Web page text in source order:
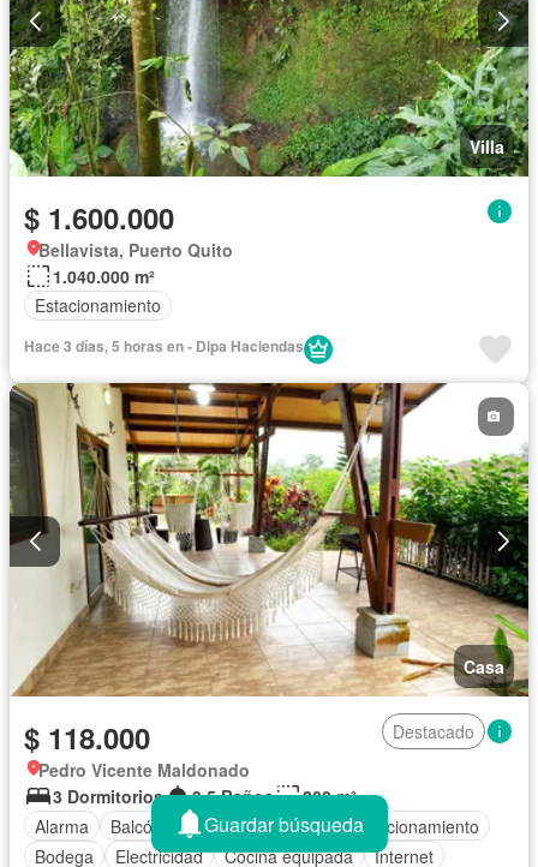
Villa
$ 1.600.000
Bellavista, Puerto Quito
1.040.000 m²
Estacionamiento
Hace 3 días, 5 horas en - Dipa Haciendas
Casa
$ 118.000
Destacado
Pedro Vicente Maldonado
3 Dormitorios
3,5 Baños
200 m²
Alarma
Balcón Armario empotrado
Estacionamiento
Bodega
Electricidad Cocina equipada Internet
Guardar búsqueda